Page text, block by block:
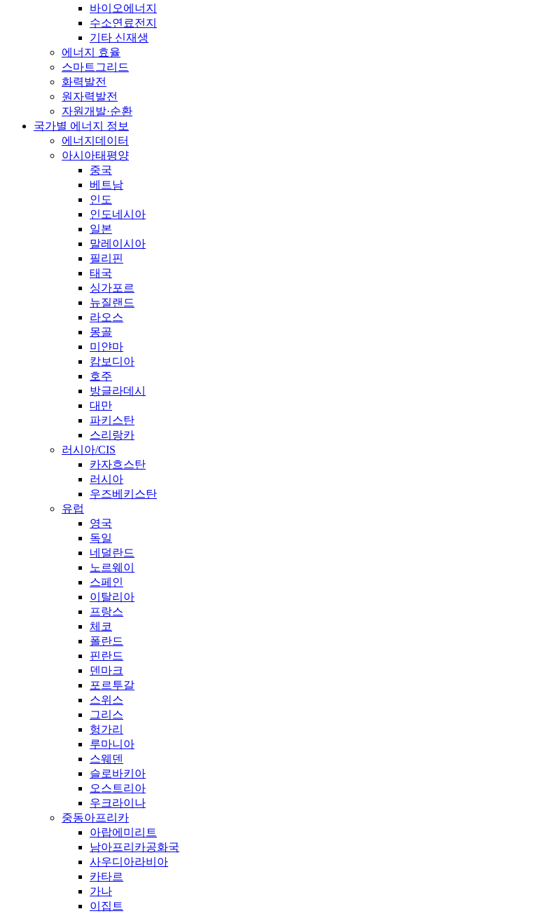
바이오에너지
수소연료전지
기타 신재생
에너지 효율
스마트그리드
화력발전
원자력발전
자원개발·순환
국가별 에너지 정보
에너지데이터
아시아태평양
중국
베트남
인도
인도네시아
일본
말레이시아
필리핀
태국
싱가포르
뉴질랜드
라오스
몽골
미얀마
캄보디아
호주
방글라데시
대만
파키스탄
스리랑카
러시아/CIS
카자흐스탄
러시아
우즈베키스탄
유럽
영국
독일
네덜란드
노르웨이
스페인
이탈리아
프랑스
체코
폴란드
핀란드
덴마크
포르투갈
스위스
그리스
헝가리
루마니아
스웨덴
슬로바키아
오스트리아
우크라이나
중동아프리카
아랍에미리트
남아프리카공화국
사우디아라비아
카타르
가나
이집트